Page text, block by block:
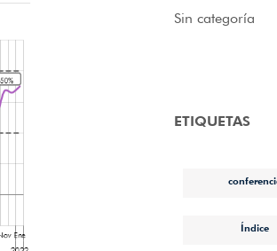
Sin categoría
ETIQUETAS
Índice